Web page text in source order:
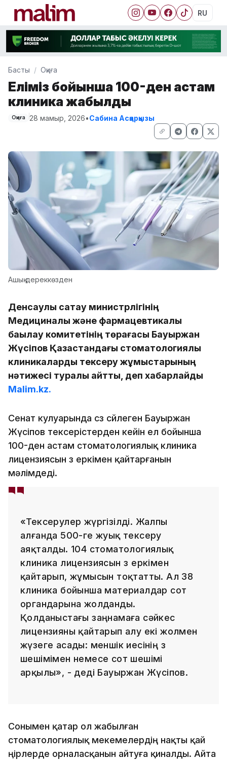
RU
Басты Оқиға
Еліміз бойынша 100-ден астам
клиника жабылды
Оқиға 28 мамыр, 2026•Сабина Асқарқызы
Ашық дереккөзден
Денсаулық сақтау министрлігінің
Медициналық және фармацевтикалық
бақылау комитетінің төрағасы Бауыржан
Жүсіпов Қазақстандағы стоматологиялық
клиникаларды тексеру жұмыстарының
нәтижесі туралы айтты, деп хабарлайды
Malim.kz.
Сенат кулуарында сөз сөйлеген Бауыржан
Жүсіпов тексерістерден кейін ел бойынша
100-ден астам стоматологиялық клиника
лицензиясын өз еркімен қайтарғанын
мәлімдеді.
«Тексерулер жүргізілді. Жалпы
алғанда 500-ге жуық тексеру
аяқталды. 104 стоматологиялық
клиника лицензиясын өз еркімен
қайтарып, жұмысын тоқтатты. Ал 38
клиника бойынша материалдар сот
органдарына жолданды.
Қолданыстағы заңнамаға сәйкес
лицензияны қайтарып алу екі жолмен
жүзеге асады: меншік иесінің өз
шешімімен немесе сот шешімі
арқылы», - деді Бауыржан Жүсіпов.
Сонымен қатар ол жабылған
стоматологиялық мекемелердің нақты қай
өңірлерде орналасқанын айтуға қиналды. Айта